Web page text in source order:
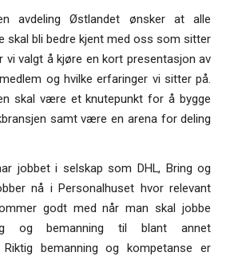
avdeling Østlandet ønsker at alle
skal bli bedre kjent med oss som sitter
vi valgt å kjøre en kort presentasjon av
og hvilke erfaringer vi sitter på.
skal være et knutepunkt for å bygge
samt være en arena for deling
jobbet i selskap som DHL, Bring og
nå i Personalhuset hvor relevant
godt med når man skal jobbe
og bemanning til blant annet
Riktig bemanning og kompetanse er